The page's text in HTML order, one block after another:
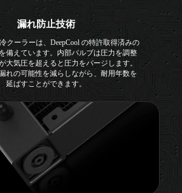
漏れ防止技術
クーラーは、DeepCool の特許取得済みの
備えています。内部バルブは圧力を調整
大気圧を超えると圧力をパージします。
れの可能性を減らしながら、耐用年数を
延ばすことができます。